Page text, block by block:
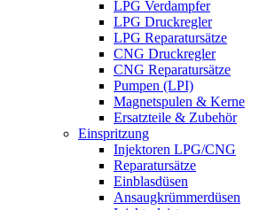
LPG Verdampfer
LPG Druckregler
LPG Reparatursätze
CNG Druckregler
CNG Reparatursätze
Pumpen (LPI)
Magnetspulen & Kerne
Ersatzteile & Zubehör
Einspritzung
Injektoren LPG/CNG
Reparatursätze
Einblasdüsen
Ansaugkrümmerdüsen